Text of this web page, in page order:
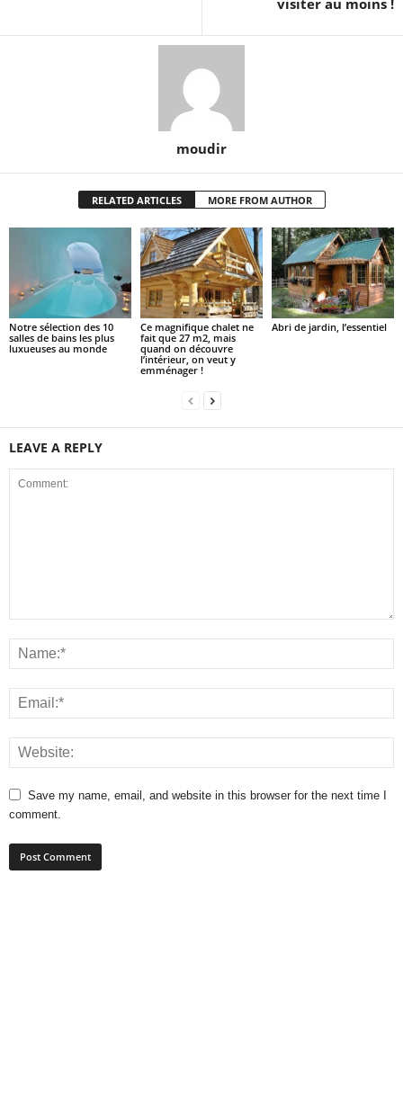
moudir
RELATED ARTICLES MORE FROM AUTHOR
Notre sélection des 10
salles de bains les plus
luxueuses au monde
Ce magnifique chalet ne
fait que 27 m2, mais
quand on découvre
l’intérieur, on veut y
emménager !
Abri de jardin, l’essentiel
LEAVE A REPLY
Save my name, email, and website in this browser for the next time I
comment.